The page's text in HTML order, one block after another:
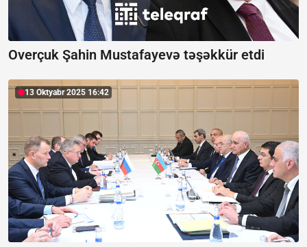
Overçuk Şahin Mustafayevə təşəkkür etdi
13 Oktyabr 2025 16:42